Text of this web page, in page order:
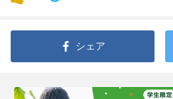
シェア